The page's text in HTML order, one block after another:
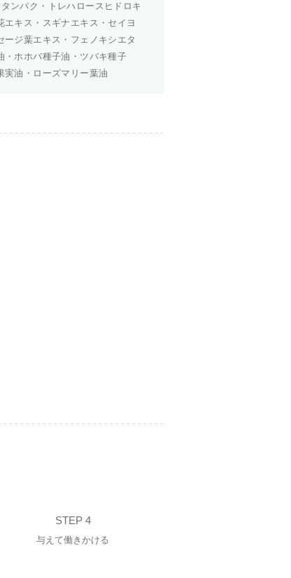
ンパク・トレハロースヒドロキ
キス・スギナエキス・セイヨ
ジ葉エキス・フェノキシエタ
・ホホバ種子油・ツバキ種子
実油・ローズマリー葉油
STEP 4
与えて働きかける